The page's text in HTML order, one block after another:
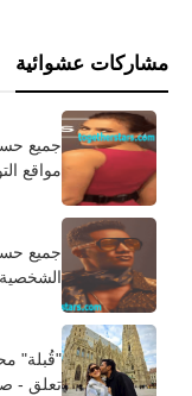
مشاركات عشوائية
مواقع
"قُبلة"
تعلق -